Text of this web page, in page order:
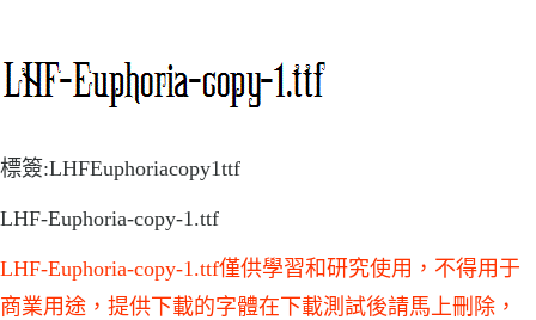
標簽:LHFEuphoriacopy1ttf
LHF-Euphoria-copy-1.ttf
LHF-Euphoria-copy-1.ttf僅供學習和研究使用，不得用于
商業用途，提供下載的字體在下載測試後請馬上刪除，